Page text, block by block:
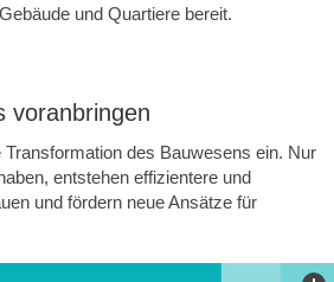
und Quartiere bereit.
voranbringen
des Bauwesens ein. Nur
entstehen effizientere und
und fördern neue Ansätze für